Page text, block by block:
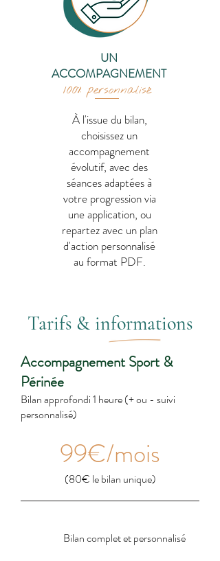
UN
ACCOMPAGNEMENT
100% personnalisé
À l'issue du bilan,
choisissez un
accompagnement
évolutif, avec des
séances adaptées à
votre progression via
une application, ou
repartez avec un plan
d'action personnalisé
au format PDF.
Tarifs & informations
Accompagnement Sport &
Périnée
Bilan approfondi 1 heure (+ ou - suivi
personnalisé)
99€/mois
(80€ le bilan unique)
Bilan complet et personnalisé